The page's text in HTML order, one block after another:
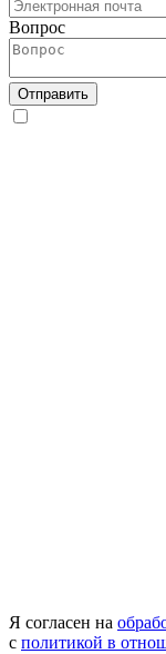
Вопрос
Отправить
Я согласен на
с политикой в